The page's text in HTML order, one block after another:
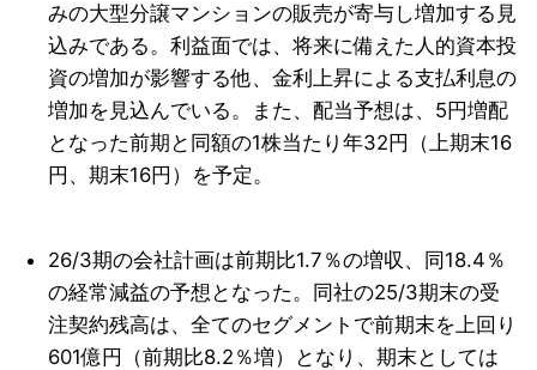
みの大型分譲マンションの販売が寄与し増加する見
込みである。利益面では、将来に備えた人的資本投
資の増加が影響する他、金利上昇による支払利息の
増加を見込んでいる。また、配当予想は、5円増配
となった前期と同額の1株当たり年32円（上期末16
円、期末16円）を予定。
26/3期の会社計画は前期比1.7％の増収、同18.4％
の経常減益の予想となった。同社の25/3期末の受
注契約残高は、全てのセグメントで前期末を上回り
601億円（前期比8.2％増）となり、期末としては